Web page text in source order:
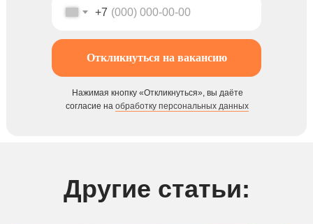
+7
Откликнуться на вакансию
Нажимая кнопку «Откликнуться», вы даёте
согласие на обработку персональных данных
Другие статьи: